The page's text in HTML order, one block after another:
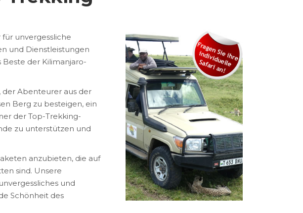
unvergessliche
und Dienstleistungen
Beste der Kilimanjaro-
der Abenteurer aus der
Berg zu besteigen, ein
der Top-Trekking-
zu unterstützen und
anzubieten, die auf
sind. Unsere
und
Schönheit des